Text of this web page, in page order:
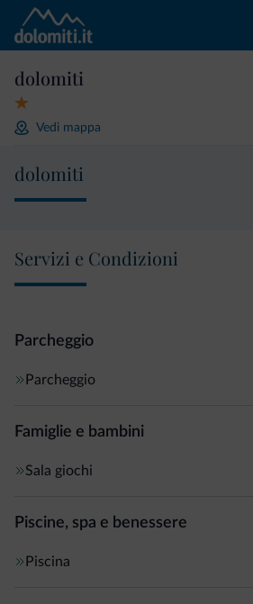
dolomiti
Vedi mappa
dolomiti
Servizi e Condizioni
Parcheggio
Parcheggio
Famiglie e bambini
Sala giochi
Piscine, spa e benessere
Piscina